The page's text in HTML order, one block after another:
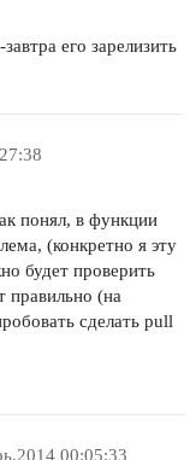
его зарелизить
понял, в функции
(конкретно я эту
будет проверить
правильно (на
сделать pull
00:05:33